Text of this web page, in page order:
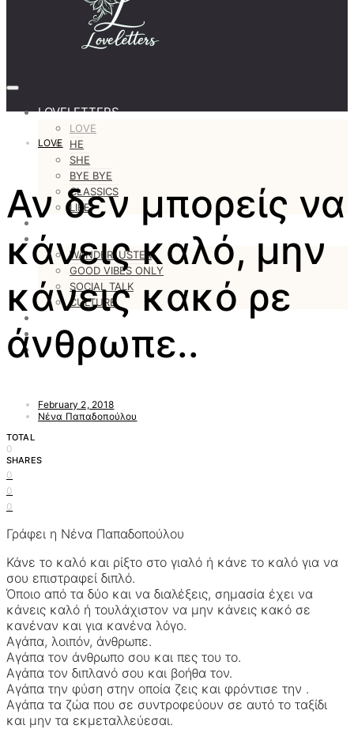
LOVELETTERS
LOVE
HE
SHE
BYE BYE
CLASSICS
LIFE
#justastoryteller
MORE
WANDERLUSTER
GOOD VIBES ONLY
SOCIAL TALK
CULTURE
WRITERS
WEB RADIO
LOVE
Αν δεν μπορείς να
κάνεις καλό, μην
κάνεις κακό ρε
άνθρωπε..
February 2, 2018
Νένα Παπαδοπούλου
TOTAL
0
SHARES
0
0
0
Γράφει η Νένα Παπαδοπούλου
Κάνε το καλό και ρίξτο στο γιαλό ή κάνε το καλό για να
σου επιστραφεί διπλό.
Όποιο από τα δύο και να διαλέξεις, σημασία έχει να
κάνεις καλό ή τουλάχιστον να μην κάνεις κακό σε
κανέναν και για κανένα λόγο.
Αγάπα, λοιπόν, άνθρωπε.
Αγάπα τον άνθρωπο σου και πες του το.
Αγάπα τον διπλανό σου και βοήθα τον.
Αγάπα την φύση στην οποία ζεις και φρόντισε την .
Αγάπα τα ζώα που σε συντροφεύουν σε αυτό το ταξίδι
και μην τα εκμεταλλεύεσαι.